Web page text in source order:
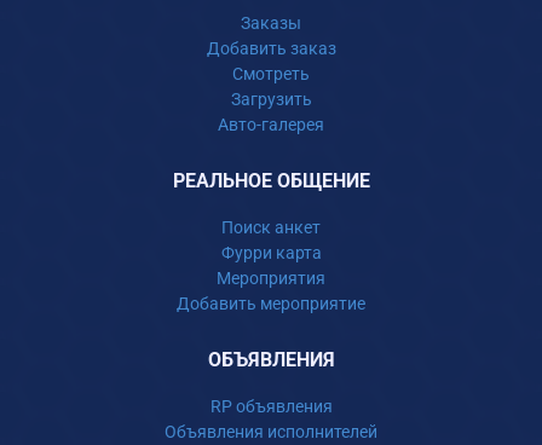
Заказы
Добавить заказ
Смотреть
Загрузить
Авто-галерея
РЕАЛЬНОЕ ОБЩЕНИЕ
Поиск анкет
Фурри карта
Мероприятия
Добавить мероприятие
ОБЪЯВЛЕНИЯ
RP объявления
Объявления исполнителей